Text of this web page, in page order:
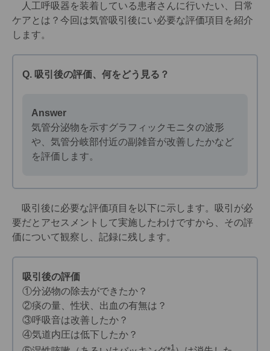
人工呼吸器を装着している患者さんに行いたい、日常
ケアとは？今回は気管吸引後にい必要な評価項目を紹介
します。
Q. 吸引後の評価、何をどう見る？
Answer
気管分泌物を示すグラフィックモニタの波形
や、気管分岐部付近の副雑音が改善したかなど
を評価します。
吸引後に必要な評価項目を以下に示します。吸引が必
要だとアセスメントして実施したわけですから、その評
価について観察し、記録に残します。
吸引後の評価
①分泌物の除去ができたか？
②痰の量、性状、出血の有無は？
③呼吸音は改善したか？
④気道内圧は低下したか？
1